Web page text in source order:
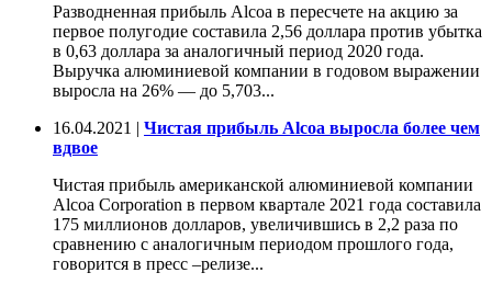
Разводненная прибыль Alcoa в пересчете на акцию за
первое полугодие составила 2,56 доллара против убытка
в 0,63 доллара за аналогичный период 2020 года.
Выручка алюминиевой компании в годовом выражении
выросла на 26% — до 5,703...
16.04.2021 | Чистая прибыль Alcoa выросла более чем
вдвое
Чистая прибыль американской алюминиевой компании
Alcoa Corporation в первом квартале 2021 года составила
175 миллионов долларов, увеличившись в 2,2 раза по
сравнению с аналогичным периодом прошлого года,
говорится в пресс –релизе...